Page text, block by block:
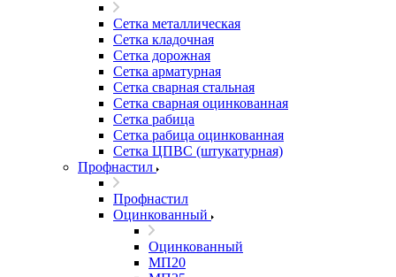
Сетка металлическая
Сетка кладочная
Сетка дорожная
Сетка арматурная
Сетка сварная стальная
Сетка сварная оцинкованная
Сетка рабица
Сетка рабица оцинкованная
Сетка ЦПВС (штукатурная)
Профнастил
Профнастил
Оцинкованный
Оцинкованный
МП20